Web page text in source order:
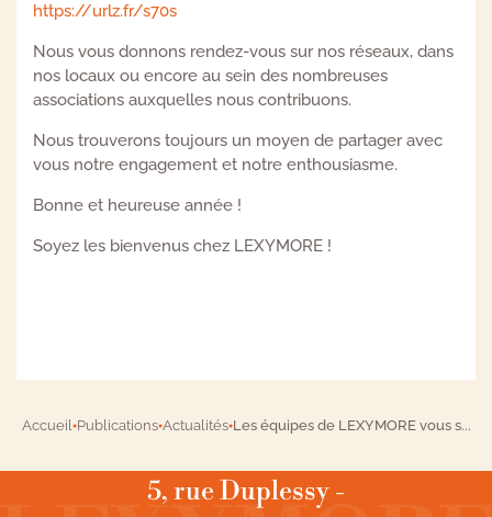
https://urlz.fr/s70s
Nous vous donnons rendez-vous sur nos réseaux, dans
nos locaux ou encore au sein des nombreuses
associations auxquelles nous contribuons.
Nous trouverons toujours un moyen de partager avec
vous notre engagement et notre enthousiasme.
Bonne et heureuse année !
Soyez les bienvenus chez LEXYMORE !
Accueil●Publications●Actualités●Les équipes de LEXYMORE vous s...
5, rue Duplessy -